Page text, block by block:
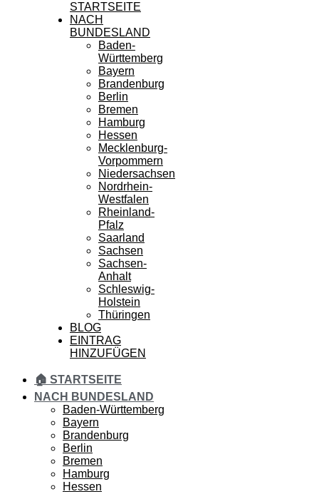
STARTSEITE
NACH
BUNDESLAND
Baden-
Württemberg
Bayern
Brandenburg
Berlin
Bremen
Hamburg
Hessen
Mecklenburg-
Vorpommern
Niedersachsen
Nordrhein-
Westfalen
Rheinland-
Pfalz
Saarland
Sachsen
Sachsen-
Anhalt
Schleswig-
Holstein
Thüringen
BLOG
EINTRAG
HINZUFÜGEN
🏠 STARTSEITE
NACH BUNDESLAND
Baden-Württemberg
Bayern
Brandenburg
Berlin
Bremen
Hamburg
Hessen